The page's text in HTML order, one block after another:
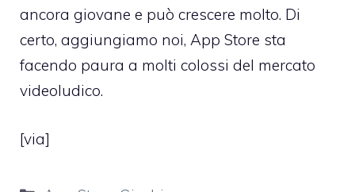
ancora giovane e può crescere molto. Di
certo, aggiungiamo noi, App Store sta
facendo paura a molti colossi del mercato
videoludico.
[via]